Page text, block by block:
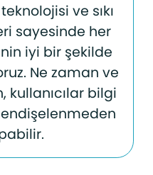
ve sıkı
sayesinde her
iyi bir şekilde
Ne zaman ve
kullanıcılar bilgi
endişelenmeden